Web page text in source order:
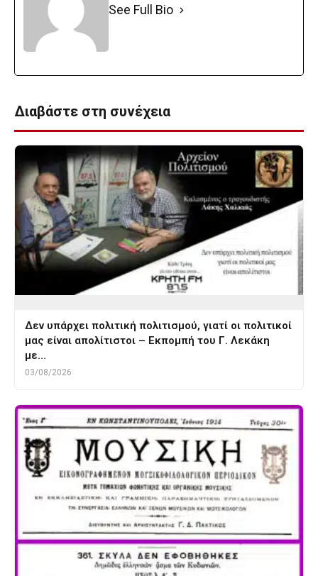
See Full Bio
Διαβάστε στη συνέχεια
Δεν υπάρχει πολιτική πολιτισμού, γιατί οι πολιτικοί
μας είναι απολίτιστοι – Εκπομπή του Γ. Λεκάκη
με…
03/08/2026